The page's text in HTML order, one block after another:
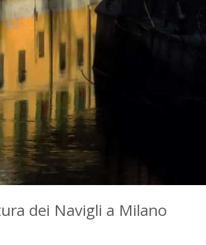
dei Navigli a Milano